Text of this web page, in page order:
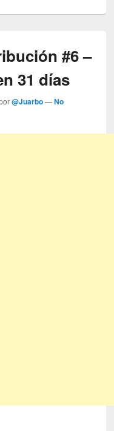
#6 –
31 días
@Juarbo —No